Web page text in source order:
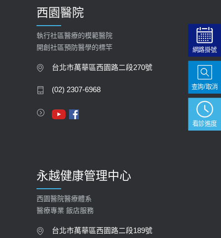
【快速肝癌篩檢MRI】新檢查服務
2026-02-06
大吃大喝、肥胖害到膽囊！膽結石、
膽息肉如何處理？
2023-09-27
西園醫院
執行社區醫療的模範醫院
開創社區預防醫學的標竿
台北市萬華區西園路二段270號
(02) 2307-6968
永越健康管理中心
西園醫院醫療體系
醫療專業 飯店服務
台北市萬華區西園路二段189號
網路掛號
看診進度
查詢/取消